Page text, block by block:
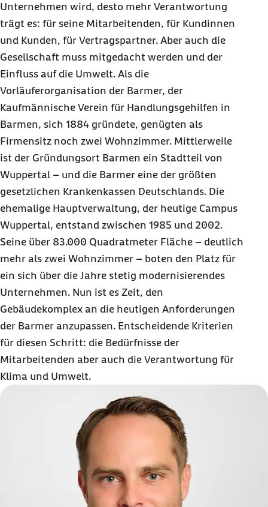
Unternehmen wird, desto mehr Verantwortung
trägt es: für seine Mitarbeitenden, für Kundinnen
und Kunden, für Vertragspartner. Aber auch die
Gesellschaft muss mitgedacht werden und der
Einfluss auf die Umwelt. Als die
Vorläuferorganisation der Barmer, der
Kaufmännische Verein für Handlungsgehilfen in
Barmen, sich 1884 gründete, genügten als
Firmensitz noch zwei Wohnzimmer. Mittlerweile
ist der Gründungsort Barmen ein Stadtteil von
Wuppertal – und die Barmer eine der größten
gesetzlichen Krankenkassen Deutschlands. Die
ehemalige Hauptverwaltung, der heutige Campus
Wuppertal, entstand zwischen 1985 und 2002.
Seine über 83.000 Quadratmeter Fläche – deutlich
mehr als zwei Wohnzimmer – boten den Platz für
ein sich über die Jahre stetig modernisierendes
Unternehmen. Nun ist es Zeit, den
Gebäudekomplex an die heutigen Anforderungen
der Barmer anzupassen. Entscheidende Kriterien
für diesen Schritt: die Bedürfnisse der
Mitarbeitenden aber auch die Verantwortung für
Klima und Umwelt.